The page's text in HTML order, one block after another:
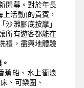
開幕。對於年長
活動)的貴賓，
沙灘腳底按摩」
所有遊客都能在
禮，盡興地體驗
蕉船、水上衝浪
、可樂圈、